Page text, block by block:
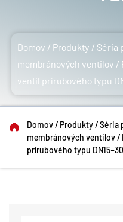
Domov / Produkty /Séria
membránových ventilov /
ventil prírubového typu
Domov/ Produkty/Séria
membránových ventilov/
prírubového typu